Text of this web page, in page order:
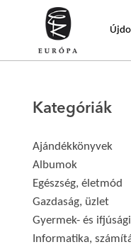
Kategóriák
Ajándékkönyvek
Albumok
Egészség, életmód
Gazdaság, üzlet
Gyermek- és
Informatika,